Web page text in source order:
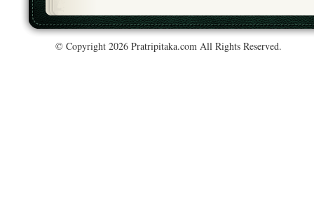
© Copyright 2026 Pratripitaka.com All Rights Reserved.